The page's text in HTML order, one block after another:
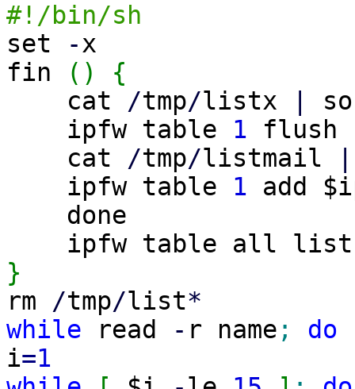
#!/bin/sh
set
-x
fin
( )
{
cat /tmp/listx
ipfw table 1 flush
cat /tmp/listmail
ipfw table 1 add
done
ipfw table all list
}
rm /tmp/list*
while read - r name ;
do
i=1